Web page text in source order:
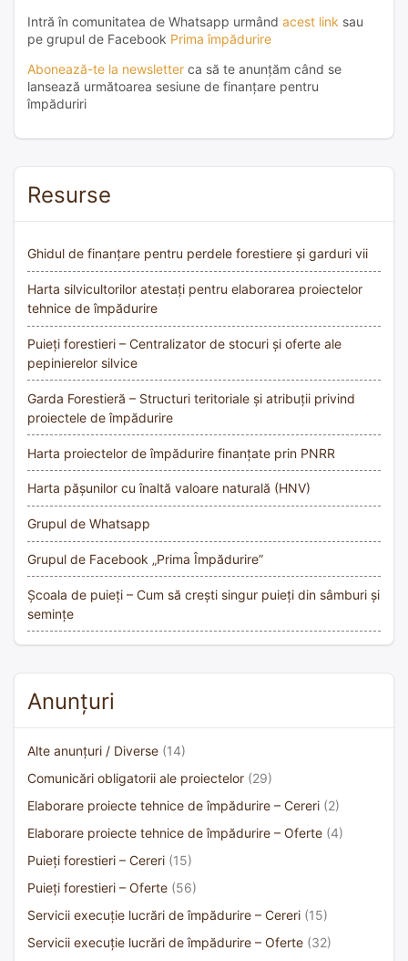
Intră în comunitatea de Whatsapp urmând acest link sau
pe grupul de Facebook Prima împădurire
Abonează-te la newsletter ca să te anunțăm când se
lansează următoarea sesiune de finanțare pentru
împăduriri
Resurse
Ghidul de finanțare pentru perdele forestiere și garduri vii
Harta silvicultorilor atestați pentru elaborarea proiectelor
tehnice de împădurire
Puieți forestieri – Centralizator de stocuri și oferte ale
pepinierelor silvice
Garda Forestieră – Structuri teritoriale și atribuții privind
proiectele de împădurire
Harta proiectelor de împădurire finanțate prin PNRR
Harta pășunilor cu înaltă valoare naturală (HNV)
Grupul de Whatsapp
Grupul de Facebook „Prima Împădurire”
Școala de puieți – Cum să crești singur puieți din sâmburi și
semințe
Anunțuri
Alte anunțuri / Diverse (14)
Comunicări obligatorii ale proiectelor (29)
Elaborare proiecte tehnice de împădurire – Cereri (2)
Elaborare proiecte tehnice de împădurire – Oferte (4)
Puieți forestieri – Cereri (15)
Puieți forestieri – Oferte (56)
Servicii execuție lucrări de împădurire – Cereri (15)
Servicii execuție lucrări de împădurire – Oferte (32)